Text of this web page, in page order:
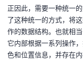
正因此，需要一种统一
了这种统一的方式，将
作的数据结构。也就相
它内部根据一系列操作
色和位置信息，并存在内